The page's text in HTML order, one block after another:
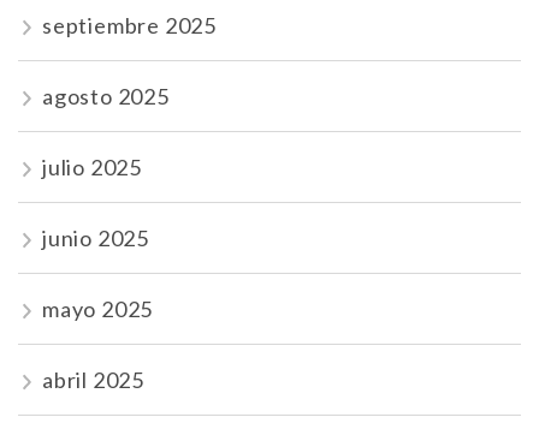
septiembre 2025
agosto 2025
julio 2025
junio 2025
mayo 2025
abril 2025